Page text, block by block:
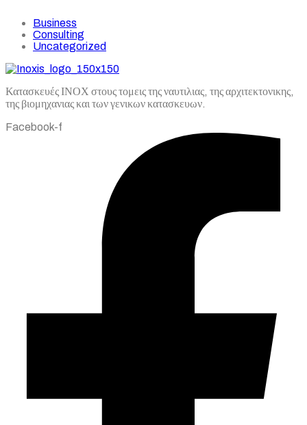
Business
Consulting
Uncategorized
Κατασκευές ΙΝΟΧ στους τομεις της ναυτιλιας, της αρχιτεκτονικης,
της βιομηχανιας και των γενικων κατασκευων.
Facebook-f